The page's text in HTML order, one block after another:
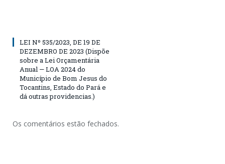
LEI Nº 535/2023, DE 19 DE
DEZEMBRO DE 2023 (Dispõe
sobre a Lei Orçamentária
Anual — LOA 2024 do
Município de Bom Jesus do
Tocantins, Estado do Pará e
dá outras providencias.)
Os comentários estão fechados.